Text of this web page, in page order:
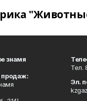
знамя
продаж:
Тел.
Эл.